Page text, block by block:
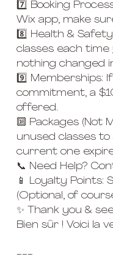
7️⃣ Booking
Wix app, make
8️⃣ Health &
classes each time
nothing changed
9️⃣ Memberships:
commitment, a
offered.
🔟 Packages (Not
unused classes
current one
📞 Need Help?
📱 Loyalty Points:
(Optional, of
✨ Thank you &
Bien sûr ! Voici la
---